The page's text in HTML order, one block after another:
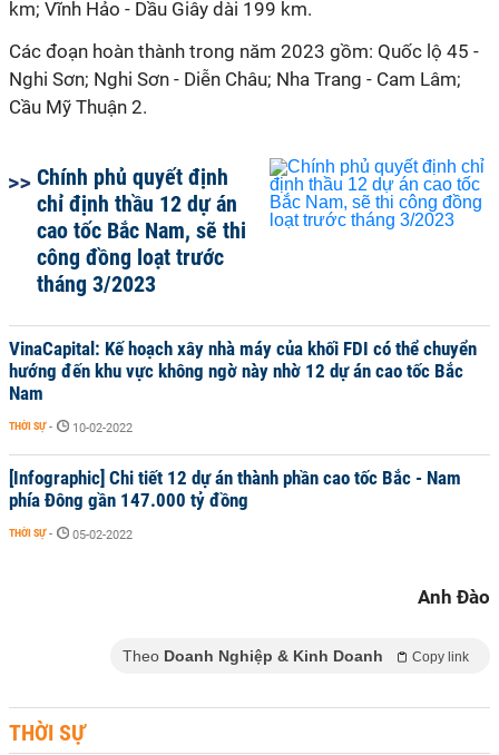
km; Vĩnh Hảo - Dầu Giây dài 199 km.
Các đoạn hoàn thành trong năm 2023 gồm: Quốc lộ 45 -
Nghi Sơn; Nghi Sơn - Diễn Châu; Nha Trang - Cam Lâm;
Cầu Mỹ Thuận 2.
Chính phủ quyết định
chỉ định thầu 12 dự án
cao tốc Bắc Nam, sẽ thi
công đồng loạt trước
tháng 3/2023
VinaCapital: Kế hoạch xây nhà máy của khối FDI có thể chuyển
hướng đến khu vực không ngờ này nhờ 12 dự án cao tốc Bắc
Nam
THỜI SỰ - 10-02-2022
[Infographic] Chi tiết 12 dự án thành phần cao tốc Bắc - Nam
phía Đông gần 147.000 tỷ đồng
THỜI SỰ - 05-02-2022
Anh Đào
Theo Doanh Nghiệp & Kinh Doanh Copy link
THỜI SỰ